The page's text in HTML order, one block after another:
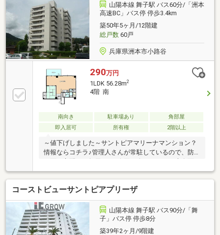
山陽本線 舞子駅 バス60分/「洲本
高速BC」バス停 停歩3.4km
築50年5ヶ月/12階建
総戸数60戸
兵庫県洲本市小路谷
290万円
1LDK 56.28m2
4階 南
南向き 駐車場あり
角部屋
即入居可
所有権 2階以上
～値下げしました～サントピアマリーナマンション？
情報ならコチラ♪管理人さんが常駐しているので、防
積が56．28平米♪ご質問やご要望などございましたら
お気
コーストビューサントピアプリーザ
山陽本線 舞子駅 バス90分/「舞
子」バス停 停歩8分
築39年2ヶ月/9階建